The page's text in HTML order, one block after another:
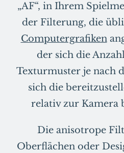
„AF“, in Ihrem
der Filterung, die
Computergrafiken
der sich die
Texturmuster je nach
sich die
relativ zur Kamera
Die anisotrope
Oberflächen oder